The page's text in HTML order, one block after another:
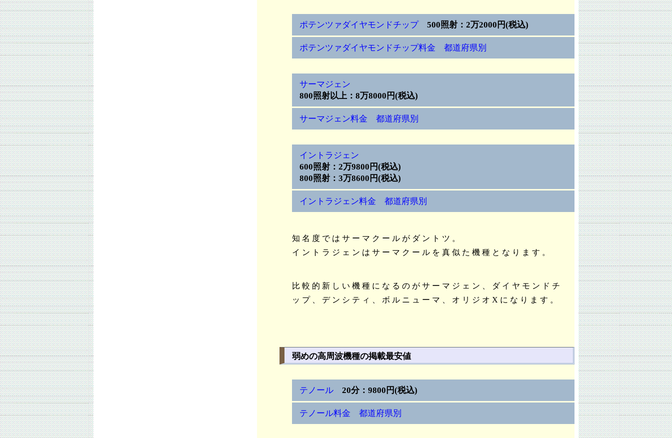
ポテンツァダイヤモンドチップ 500照射：2万2000円(税込)
ポテンツァダイヤモンドチップ料金 都道府県別
サーマジェン
800照射以上：8万8000円(税込)
サーマジェン料金 都道府県別
イントラジェン
600照射：2万9800円(税込)
800照射：3万8600円(税込)
イントラジェン料金 都道府県別
知名度ではサーマクールがダントツ。
イントラジェンはサーマクールを真似た機種となります。
比較的新しい機種になるのがサーマジェン、ダイヤモンドチ
ップ、デンシティ、ボルニューマ、オリジオXになります。
弱めの高周波機種の掲載最安値
テノール 20分：9800円(税込)
テノール料金 都道府県別